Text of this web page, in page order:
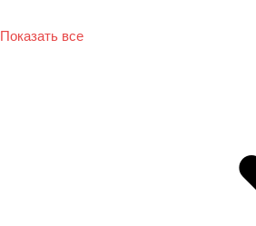
Показать все